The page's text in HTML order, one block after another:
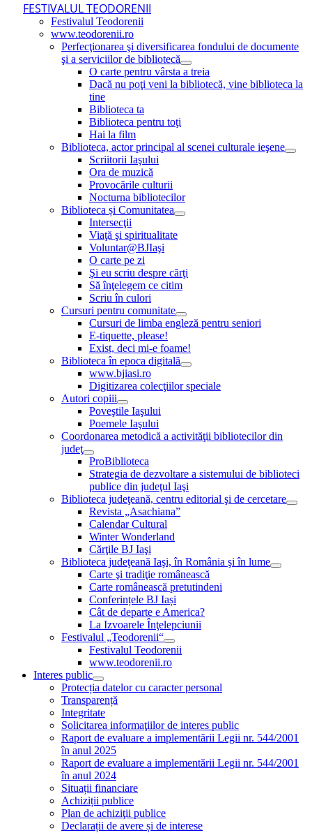
FESTIVALUL TEODORENII
Festivalul Teodorenii
www.teodorenii.ro
Perfecţionarea şi diversificarea fondului de documente
şi a serviciilor de bibliotecă
O carte pentru vârsta a treia
Dacă nu poţi veni la bibliotecă, vine biblioteca la
tine
Biblioteca ta
Biblioteca pentru toţi
Hai la film
Biblioteca, actor principal al scenei culturale ieşene
Scriitorii Iaşului
Ora de muzică
Provocările culturii
Nocturna bibliotecilor
Biblioteca și Comunitatea
Intersecţii
Viaţă şi spiritualitate
Voluntar@BJIaşi
O carte pe zi
Şi eu scriu despre cărţi
Să înţelegem ce citim
Scriu în culori
Cursuri pentru comunitate
Cursuri de limba engleză pentru seniori
E-tiquette, please!
Exist, deci mi-e foame!
Biblioteca în epoca digitală
www.bjiasi.ro
Digitizarea colecţiilor speciale
Autori copiii
Poveştile Iaşului
Poemele Iaşului
Coordonarea metodică a activităţii bibliotecilor din
judeţ
ProBiblioteca
Strategia de dezvoltare a sistemului de biblioteci
publice din judeţul Iaşi
Biblioteca judeţeană, centru editorial şi de cercetare
Revista „Asachiana”
Calendar Cultural
Winter Wonderland
Cărţile BJ Iaşi
Biblioteca judeţeană Iaşi, în România şi în lume
Carte şi tradiţie românească
Carte românească pretutindeni
Conferințele BJ Iași
Cât de departe e America?
La Izvoarele Înţelepciunii
Festivalul „Teodorenii“
Festivalul Teodorenii
www.teodorenii.ro
Interes public
Protecția datelor cu caracter personal
Transparență
Integritate
Solicitarea informaţiilor de interes public
Raport de evaluare a implementării Legii nr. 544/2001
în anul 2025
Raport de evaluare a implementării Legii nr. 544/2001
în anul 2024
Situații financiare
Achiziții publice
Plan de achiziţii publice
Declarații de avere și de interese